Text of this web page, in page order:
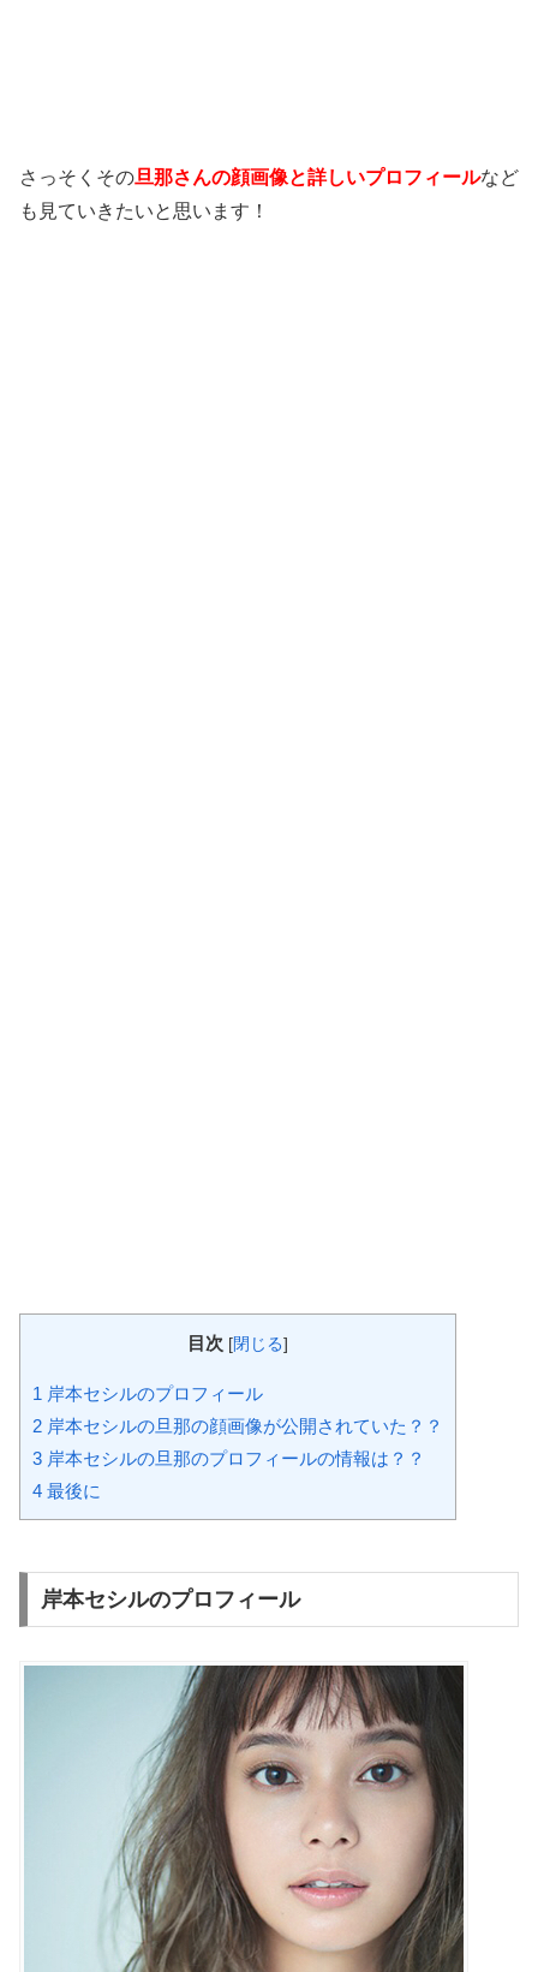
さっそくその旦那さんの顔画像と詳しいプロフィールなど
も見ていきたいと思います！
目次 [閉じる]
1 岸本セシルのプロフィール
2 岸本セシルの旦那の顔画像が公開されていた？？
3 岸本セシルの旦那のプロフィールの情報は？？
4 最後に
岸本セシルのプロフィール